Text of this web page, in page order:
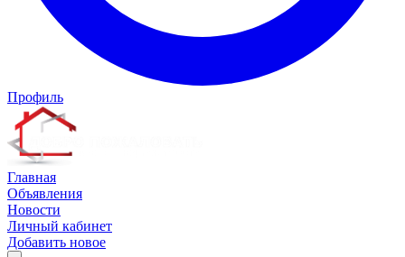
Профиль
Главная
Объявления
Новости
Личный кабинет
Добавить новое